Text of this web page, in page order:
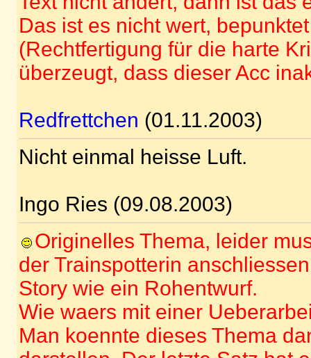
Das ist es nicht wert,
(Rechtfertigung für die harte
überzeugt, dass dieser Acc
Redfrettchen (01.11.2003)
Nicht einmal heisse Luft.
Ingo Ries (09.08.2003)
Originelles Thema, leider
der Trainspotterin
Story wie ein Rohentwurf.
Wie waers mit einer
Man koennte dieses Thema